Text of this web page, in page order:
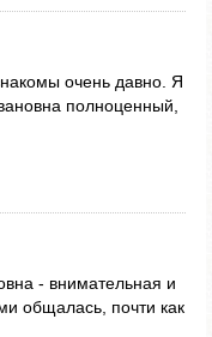
очень давно. Я
полноценный,
- внимательная и
общалась, почти как